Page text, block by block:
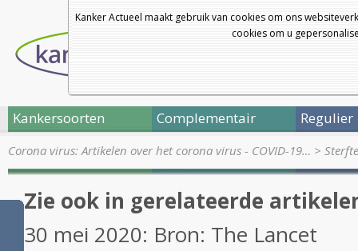
Kanker Actueel maakt gebruik van cookies om ons
cookies om u
Kankersoorten Complementair Regulier
Corona virus: Artikelen over het corona virus - COVID-19… >
Zie ook in gerelateerde
30 mei 2020: Bron: The Lancet